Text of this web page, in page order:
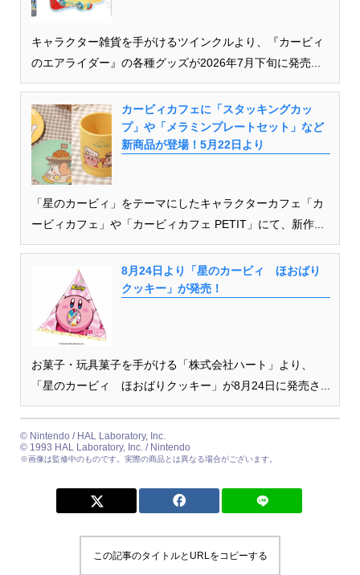
キャラクター雑貨を手がけるツインクルより、『カービィ
のエアライダー』の各種グッズが2026年7月下旬に発売...
カービィカフェに「スタッキングカッ
プ」や「メラミンプレートセット」など
新商品が登場！5月22日より
「星のカービィ」をテーマにしたキャラクターカフェ「カ
ービィカフェ」や「カービィカフェ PETIT」にて、新作...
8月24日より「星のカービィ ほおばり
クッキー」が発売！
お菓子・玩具菓子を手がける「株式会社ハート」より、
「星のカービィ ほおばりクッキー」が8月24日に発売さ...
© Nintendo / HAL Laboratory, Inc.
© 1993 HAL Laboratory, Inc. / Nintendo
※画像は監修中のものです。実際の商品とは異なる場合がございます。
この記事のタイトルとURLをコピーする